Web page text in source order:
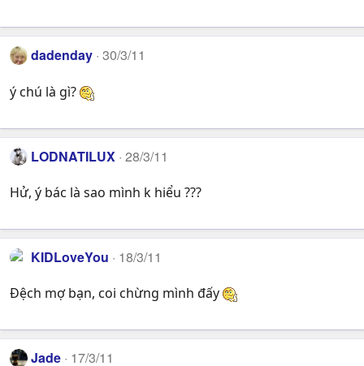
dadenday 30/3/11
ý chú là gì?
LODNATILUX 28/3/11
Hử, ý bác là sao mình k hiểu ???
KIDLoveYou 18/3/11
Đệch mợ bạn, coi chừng mình đấy
Jade 17/3/11